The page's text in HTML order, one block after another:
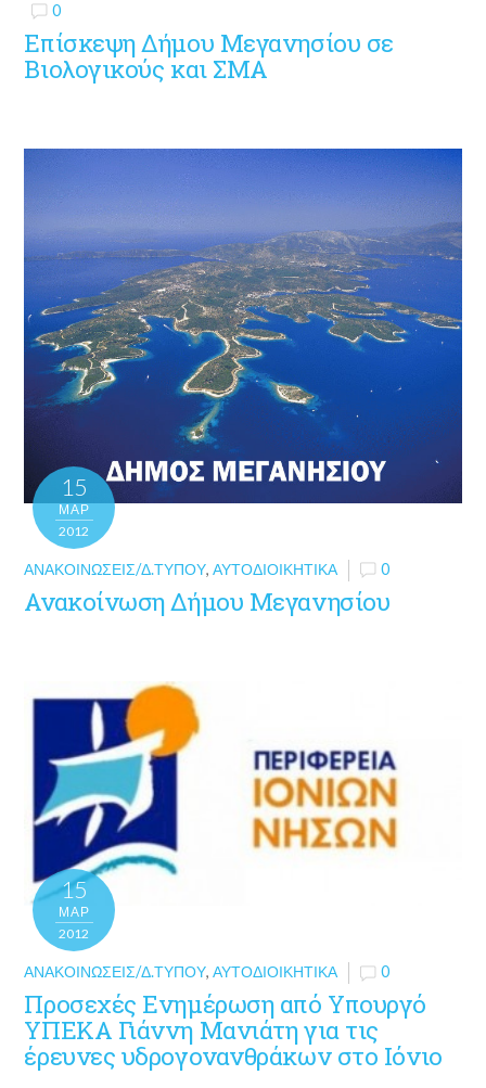
0
Επίσκεψη Δήμου Μεγανησίου σε
Βιολογικούς και ΣΜΑ
15
ΜΑΡ
2012
ΑΝΑΚΟΙΝΏΣΕΙΣ/Δ.ΤΎΠΟΥ,ΑΥΤΟΔΙΟΙΚΗΤΙΚΆ 0
Ανακοίνωση Δήμου Μεγανησίου
15
ΜΑΡ
2012
ΑΝΑΚΟΙΝΏΣΕΙΣ/Δ.ΤΎΠΟΥ,ΑΥΤΟΔΙΟΙΚΗΤΙΚΆ 0
Προσεχές Ενημέρωση από Υπουργό
ΥΠΕΚΑ Γιάννη Μανιάτη για τις
έρευνες υδρογονανθράκων στο Ιόνιο